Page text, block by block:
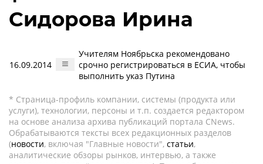
Сидорова Ирина
16.09.2014
Учителям Ноябрьска рекомендовано
срочно регистрироваться в ЕСИА, чтобы
выполнить указ Путина
* Страница-профиль компании, системы (продукта или
услуги), технологии, персоны и т.п. создается редактором
на основе анализа архива публикаций портала CNews.
Обрабатываются тексты всех редакционных разделов
(новости, включая "Главные новости", статьи,
аналитические обзоры рынков, интервью, а также